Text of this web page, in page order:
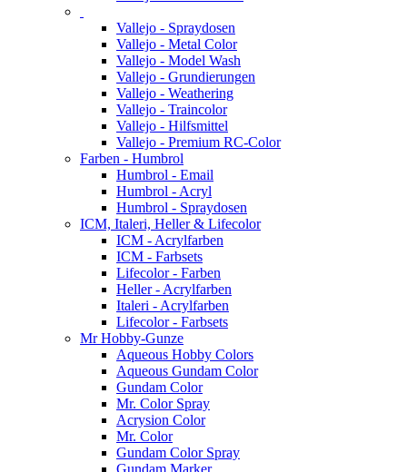
Vallejo - Spraydosen
Vallejo - Metal Color
Vallejo - Model Wash
Vallejo - Grundierungen
Vallejo - Weathering
Vallejo - Traincolor
Vallejo - Hilfsmittel
Vallejo - Premium RC-Color
Farben - Humbrol
Humbrol - Email
Humbrol - Acryl
Humbrol - Spraydosen
ICM, Italeri, Heller & Lifecolor
ICM - Acrylfarben
ICM - Farbsets
Lifecolor - Farben
Heller - Acrylfarben
Italeri - Acrylfarben
Lifecolor - Farbsets
Mr Hobby-Gunze
Aqueous Hobby Colors
Aqueous Gundam Color
Gundam Color
Mr. Color Spray
Acrysion Color
Mr. Color
Gundam Color Spray
Gundam Marker